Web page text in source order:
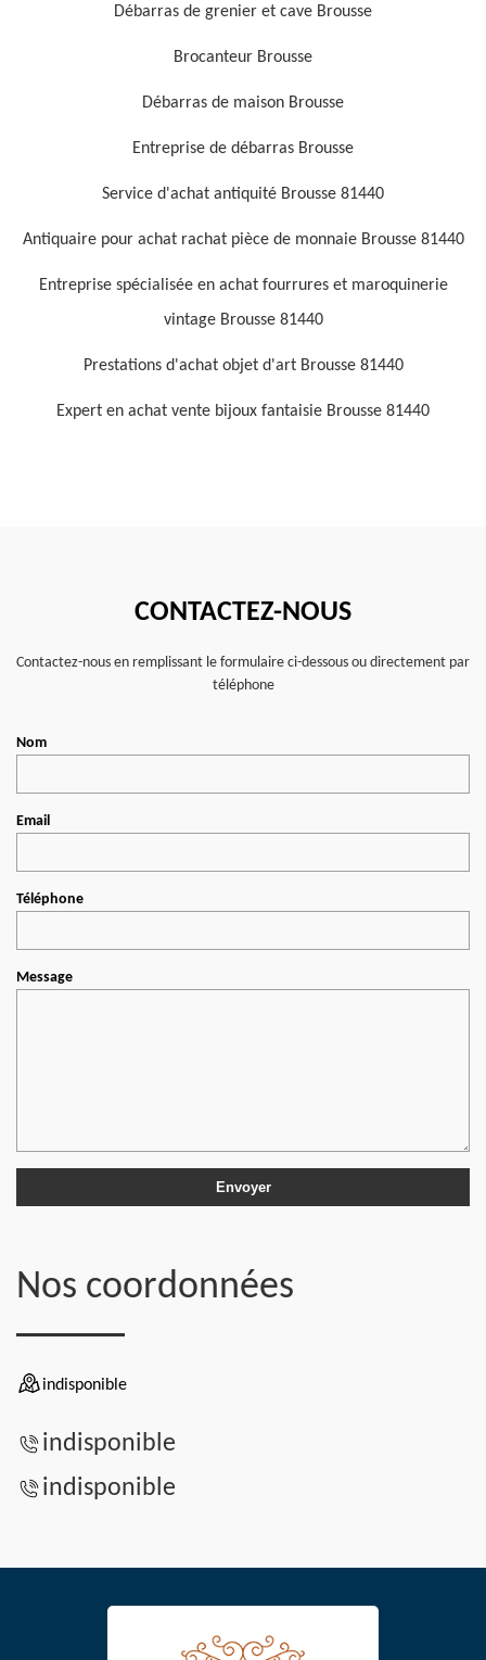
Débarras de grenier et cave Brousse
Brocanteur Brousse
Débarras de maison Brousse
Entreprise de débarras Brousse
Service d'achat antiquité Brousse 81440
Antiquaire pour achat rachat pièce de monnaie Brousse 81440
Entreprise spécialisée en achat fourrures et maroquinerie
vintage Brousse 81440
Prestations d'achat objet d'art Brousse 81440
Expert en achat vente bijoux fantaisie Brousse 81440
CONTACTEZ-NOUS
Contactez-nous en remplissant le formulaire ci-dessous ou directement par
téléphone
Nom
Email
Téléphone
Message
Nos coordonnées
indisponible
indisponible
indisponible